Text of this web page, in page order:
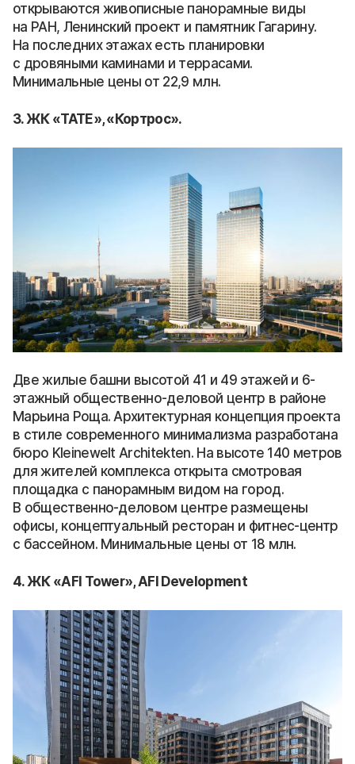
открываются живописные панорамные виды
на РАН, Ленинский проект и памятник Гагарину.
На последних этажах есть планировки
с дровяными каминами и террасами.
Минимальные цены от 22,9 млн.
3. ЖК «TATE», «Кортрос».
Две жилые башни высотой 41 и 49 этажей и 6-
этажный общественно-деловой центр в районе
Марьина Роща. Архитектурная концепция проекта
в стиле современного минимализма разработана
бюро Kleinewelt Architekten. На высоте 140 метров
для жителей комплекса открыта смотровая
площадка с панорамным видом на город.
В общественно-деловом центре размещены
офисы, концептуальный ресторан и фитнес-центр
с бассейном. Минимальные цены от 18 млн.
4. ЖК «AFI Tower», AFI Development